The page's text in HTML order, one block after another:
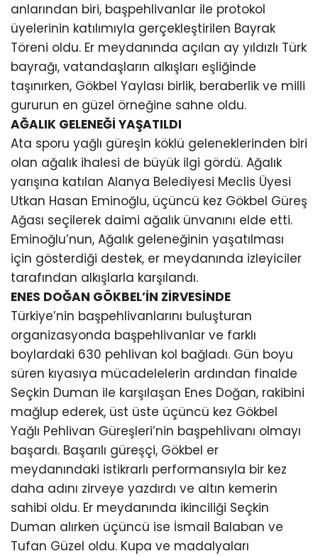
anlarından biri, başpehlivanlar ile protokol
üyelerinin katılımıyla gerçekleştirilen Bayrak
Töreni oldu. Er meydanında açılan ay yıldızlı Türk
bayrağı, vatandaşların alkışları eşliğinde
taşınırken, Gökbel Yaylası birlik, beraberlik ve milli
gururun en güzel örneğine sahne oldu.
AĞALIK GELENEĞİ YAŞATILDI
Ata sporu yağlı güreşin köklü geleneklerinden biri
olan ağalık ihalesi de büyük ilgi gördü. Ağalık
yarışına katılan Alanya Belediyesi Meclis Üyesi
Utkan Hasan Eminoğlu, üçüncü kez Gökbel Güreş
Ağası seçilerek daimi ağalık ünvanını elde etti.
Eminoğlu’nun, Ağalık geleneğinin yaşatılması
için gösterdiği destek, er meydanında izleyiciler
tarafından alkışlarla karşılandı.
ENES DOĞAN GÖKBEL’İN ZİRVESİNDE
Türkiye’nin başpehlivanlarını buluşturan
organizasyonda başpehlivanlar ve farklı
boylardaki 630 pehlivan kol bağladı. Gün boyu
süren kıyasıya mücadelelerin ardından finalde
Seçkin Duman ile karşılaşan Enes Doğan, rakibini
mağlup ederek, üst üste üçüncü kez Gökbel
Yağlı Pehlivan Güreşleri’nin başpehlivanı olmayı
başardı. Başarılı güreşçi, Gökbel er
meydanındaki istikrarlı performansıyla bir kez
daha adını zirveye yazdırdı ve altın kemerin
sahibi oldu. Er meydanında ikinciliği Seçkin
Duman alırken üçüncü ise İsmail Balaban ve
Tufan Güzel oldu. Kupa ve madalyaları